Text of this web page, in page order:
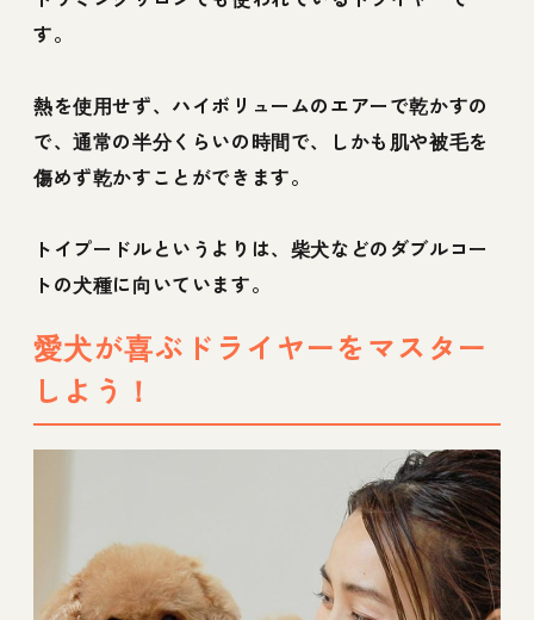
す。
熱を使用せず、ハイボリュームのエアーで乾かすの
で、通常の半分くらいの時間で、しかも肌や被毛を
傷めず乾かすことができます。
トイプードルというよりは、柴犬などのダブルコー
トの犬種に向いています。
愛犬が喜ぶドライヤーをマスター
しよう！